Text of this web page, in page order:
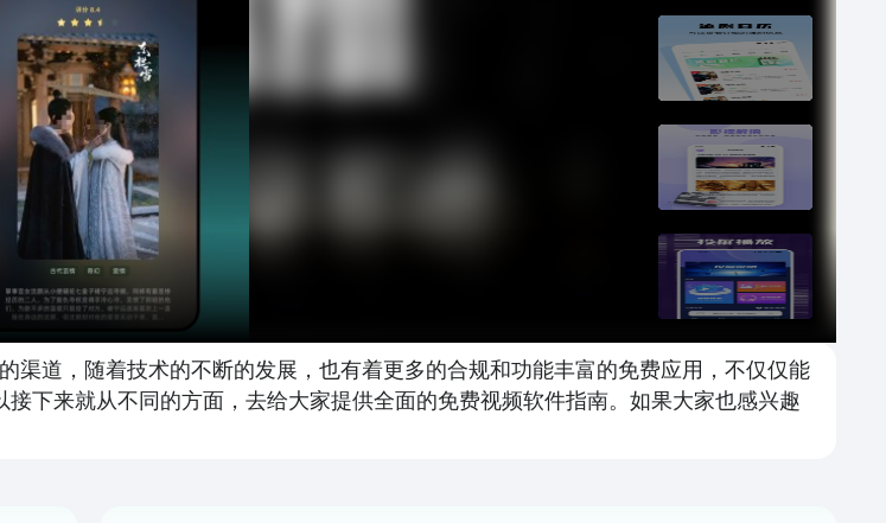
渠道，随着技术的不断的发展，也有着更多的合规和功能丰富的免费应用，不仅仅能
下来就从不同的方面，去给大家提供全面的免费视频软件指南。如果大家也感兴趣